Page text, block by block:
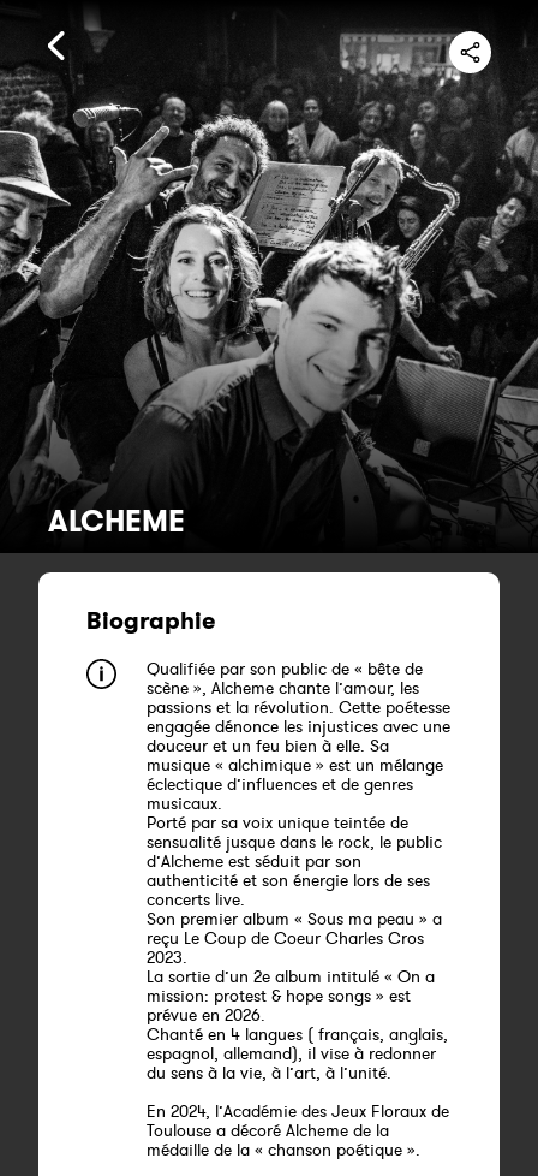
ALCHEME
Biographie
Qualifiée par son public de « bête de
scène », Alcheme chante l’amour, les
passions et la révolution. Cette poétesse
engagée dénonce les injustices avec une
douceur et un feu bien à elle. Sa
musique « alchimique » est un mélange
éclectique d’influences et de genres
musicaux.
Porté par sa voix unique teintée de
sensualité jusque dans le rock, le public
d’Alcheme est séduit par son
authenticité et son énergie lors de ses
concerts live.
Son premier album « Sous ma peau » a
reçu Le Coup de Coeur Charles Cros
2023.
La sortie d’un 2e album intitulé « On a
mission: protest & hope songs » est
prévue en 2026.
Chanté en 4 langues ( français, anglais,
espagnol, allemand), il vise à redonner
du sens à la vie, à l’art, à l’unité.
En 2024, l’Académie des Jeux Floraux de
Toulouse a décoré Alcheme de la
médaille de la « chanson poétique ».